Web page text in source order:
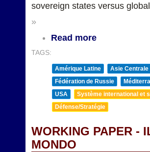
sovereign states versus
»
Read more
TAGS:
Amérique Latine
Asie Centrale
Fédération de Russie
USA
Système international et
Défense/Stratégie
WORKING PAPER -
MONDO